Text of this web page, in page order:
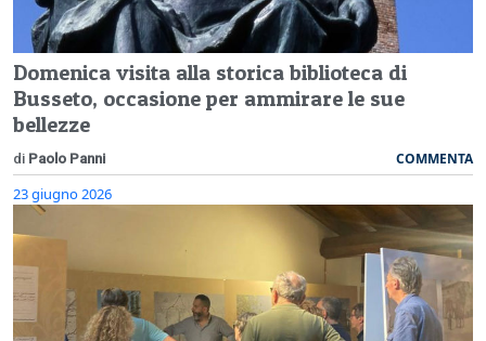
Domenica visita alla storica biblioteca di
Busseto, occasione per ammirare le sue
bellezze
di Paolo Panni COMMENTA
23 giugno 2026